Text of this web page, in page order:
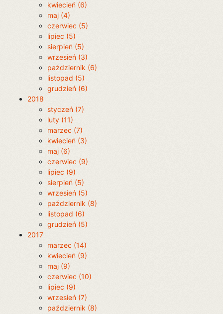
kwiecień (6)
maj (4)
czerwiec (5)
lipiec (5)
sierpień (5)
wrzesień (3)
październik (6)
listopad (5)
grudzień (6)
2018
styczeń (7)
luty (11)
marzec (7)
kwiecień (3)
maj (6)
czerwiec (9)
lipiec (9)
sierpień (5)
wrzesień (5)
październik (8)
listopad (6)
grudzień (5)
2017
marzec (14)
kwiecień (9)
maj (9)
czerwiec (10)
lipiec (9)
wrzesień (7)
październik (8)